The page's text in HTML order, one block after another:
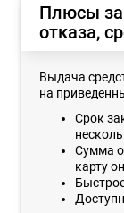
Плюсы
отказа,
Выдача
на
Срок
Сумма
карту